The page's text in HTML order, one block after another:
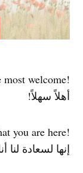
!You are most welcome
أهلاً سهلاً!
!It’s a pleasure for us that you are here
إنها لسعادة لنا